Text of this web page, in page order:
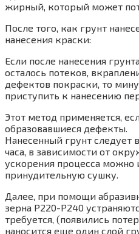
жирный, который может
После того, как грунт
нанесения краски:
Если после нанесения
осталось потеков,
дефектов покраски, то
приступить к нанесению
Этот метод применяется,
образовавшиеся дефекты.
Нанесенный грунт следует
часа, в зависимости от
ускорения процесса можно
принудительную сушку.
Далее, при помощи
зерна Р220-Р240
требуется, (появились
наносится еще один слой